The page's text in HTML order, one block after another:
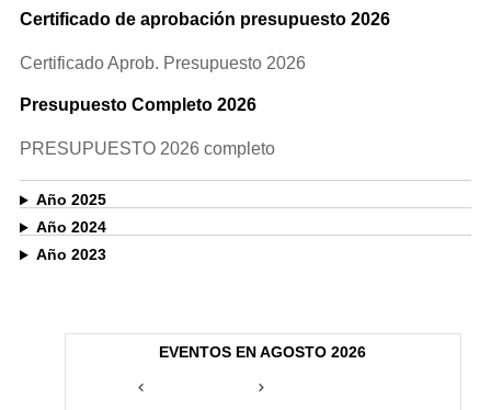
Certificado de aprobación presupuesto 2026
Certificado Aprob. Presupuesto 2026
Presupuesto Completo 2026
PRESUPUESTO 2026 completo
Año 2025
Año 2024
Año 2023
EVENTOS EN AGOSTO 2026